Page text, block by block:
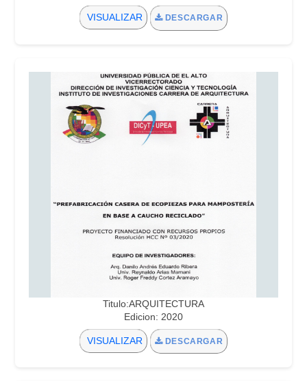
VISUALIZAR DESCARGAR
Titulo:ARQUITECTURA
Edicion: 2020
VISUALIZAR DESCARGAR